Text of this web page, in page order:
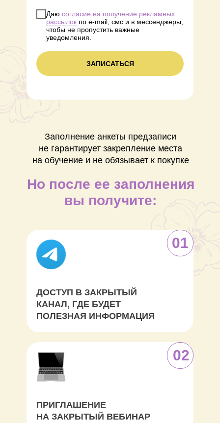
Даю согласие на получение рекламных
рассылок по e-mail, смс и в мессенджеры,
чтобы не пропустить важные
уведомления.
ЗАПИСАТЬСЯ
Но после ее заполнения
вы получите:
Заполнение анкеты предзаписи
не гарантирует закрепление места
на обучение и не обязывает к покупке
02
01
ПРИГЛАШЕНИЕ
НА ЗАКРЫТЫЙ ВЕБИНАР
ДОСТУП В ЗАКРЫТЫЙ
КАНАЛ, ГДЕ БУДЕТ
ПОЛЕЗНАЯ ИНФОРМАЦИЯ